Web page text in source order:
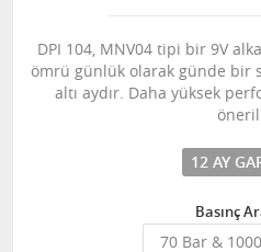
DPI 104, MNV04 tipi bir 9V
ömrü günlük olarak günde bir
altı aydır. Daha yüksek
12 AY
Basınç